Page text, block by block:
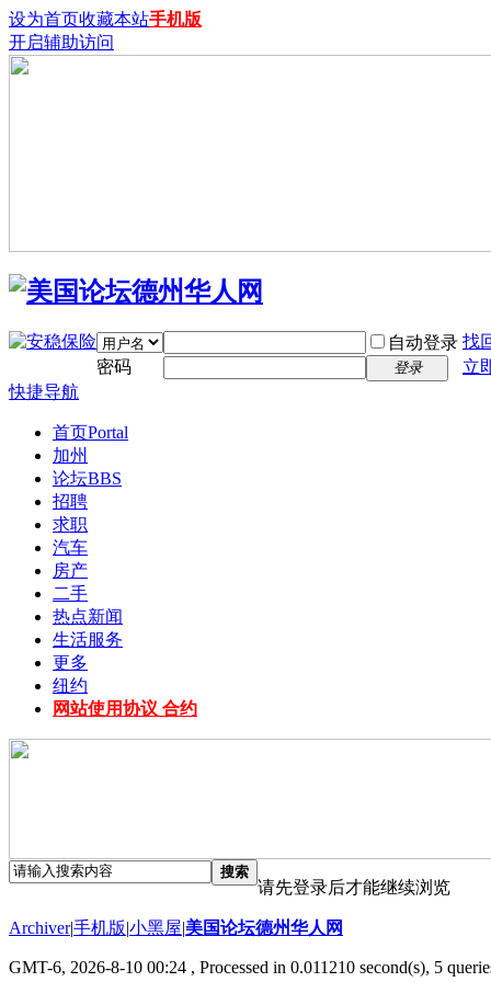
设为首页收藏本站手机版
开启辅助访问
自动登录 找
密码
登录
立
快捷导航
首页Portal
加州
论坛BBS
招聘
求职
汽车
房产
二手
热点新闻
生活服务
更多
纽约
网站使用协议 合约
搜索
请先登录后才能继续浏览
Archiver|手机版|小黑屋|美国论坛德州华人网
GMT-6, 2026-8-10 00:24 , Processed in 0.011210 second(s), 5